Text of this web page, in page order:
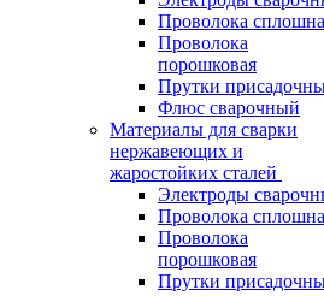
Проволока
Проволока
порошковая
Прутки
Флюс сварочный
Материалы для сварки
нержавеющих и
жаростойких сталей
Электроды
Проволока
Проволока
порошковая
Прутки